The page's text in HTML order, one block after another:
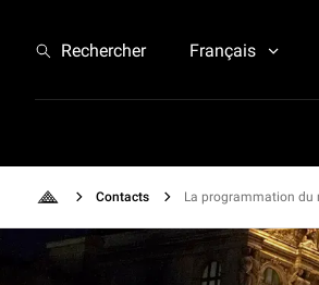
Rechercher Français
Retour à l'accueil
Contacts La programmation du